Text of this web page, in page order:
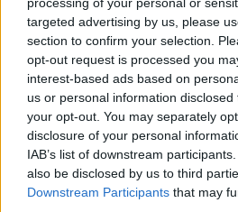
targeted advertising by us, please
section to confirm your selection.
opt-out request is processed you
interest-based ads based on
us or personal information
your opt-out. You may separately
disclosure of your personal
IAB’s list of downstream
also be disclosed by us to third
Downstream Participants that may
van, hanem valami olcsóbb
Egyébként szinte minden
@Keszthelyi.Aron:
Konkrétan annyira, hogy ha
nem ér körbe az M0. Mai hír.
@Bolsi Buster:
Rendben.